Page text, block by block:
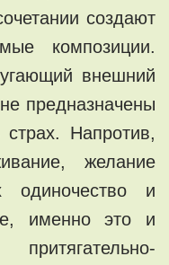
создают
композиции.
внешний
предназначены
Напротив,
желание
одиночество и
именно это и